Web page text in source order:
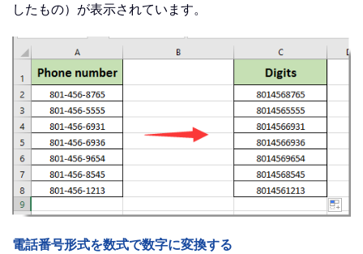
したもの）が表示されています。
電話番号形式を数式で数字に変換する